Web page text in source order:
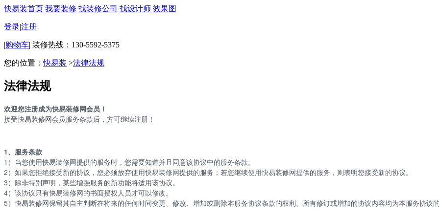
快易装首页 我要装修 找装修公司 找设计师 效果图
登录|注册
|购物车| 装修热线：130-5592-5375
您的位置：快易装 >法律法规
法律法规
欢迎您注册成为快易装修网会员！
接受快易装修网会员服务条款后，方可继续注册！
1、服务条款
1）当您使用快易装修网提供的服务时，您需要知道并且同意该协议中的服务条款。
2）如果您拒绝接受新的协议，您必须放弃使用快易装修网提供的服务；若您继续使用快易装修网提供的服务，则表明您接受新的协议。
3）除非特别声明，某些增强服务的新功能将适用该协议。
4）该协议只有快易装修网的书面授权人员才可以修改。
5）快易装修网保留其自主判断在将来的任何时间变更、修改、增加或删除本服务协议条款的权利。所有修订或增加的协议内容均为本服务协议的